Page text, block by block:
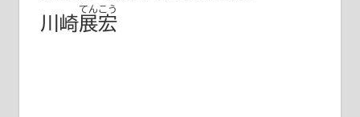
川崎展宏
てんこう